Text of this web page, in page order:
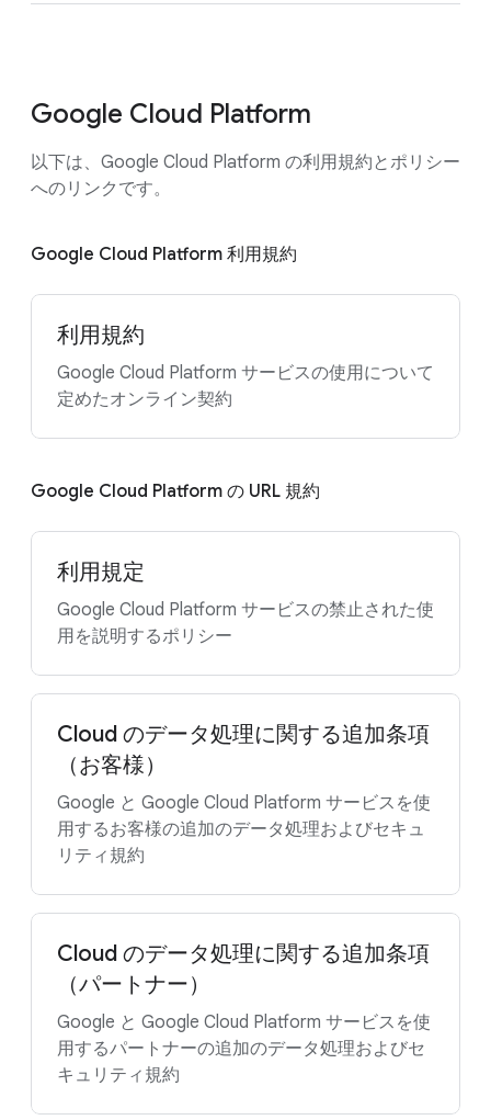
Google Cloud Platform
以下は、Google Cloud Platform の利用規約とポリシー
へのリンクです。
Google Cloud Platform 利用規約
利用規約
Google Cloud Platform サービスの使用について
定めたオンライン契約
Google Cloud Platform の URL 規約
利用規定
Google Cloud Platform サービスの禁止された使
用を説明するポリシー
Cloud のデータ処理に関する追加条項
（お客様）
Google と Google Cloud Platform サービスを使
用するお客様の追加のデータ処理およびセキュ
リティ規約
Cloud のデータ処理に関する追加条項
（パートナー）
Google と Google Cloud Platform サービスを使
用するパートナーの追加のデータ処理およびセ
キュリティ規約